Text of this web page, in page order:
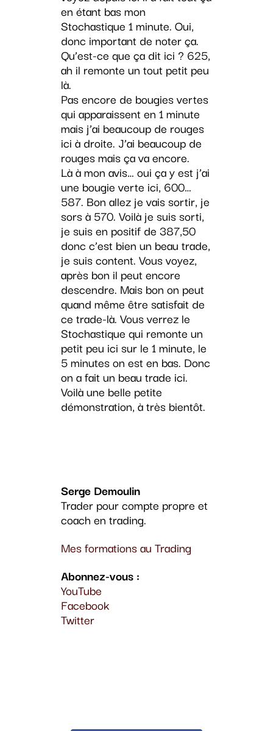
en étant bas mon
Stochastique 1 minute. Oui,
donc important de noter ça.
Qu’est-ce que ça dit ici ? 625,
ah il remonte un tout petit peu
là.
Pas encore de bougies vertes
qui apparaissent en 1 minute
mais j’ai beaucoup de rouges
ici à droite. J’ai beaucoup de
rouges mais ça va encore.
Là à mon avis… oui ça y est j’ai
une bougie verte ici, 600…
587. Bon allez je vais sortir, je
sors à 570. Voilà je suis sorti,
je suis en positif de 387,50
donc c’est bien un beau trade,
je suis content. Vous voyez,
après bon il peut encore
descendre. Mais bon on peut
quand même être satisfait de
ce trade-là. Vous verrez le
Stochastique qui remonte un
petit peu ici sur le 1 minute, le
5 minutes on est en bas. Donc
on a fait un beau trade ici.
Voilà une belle petite
démonstration, à très bientôt.
Serge Demoulin
Trader pour compte propre et
coach en trading.
Mes formations au Trading
Abonnez-vous :
YouTube
Facebook
Twitter